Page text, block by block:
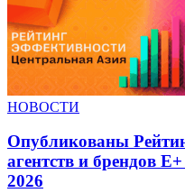
НОВОСТИ
Опубликованы
агентств и брендов
2026